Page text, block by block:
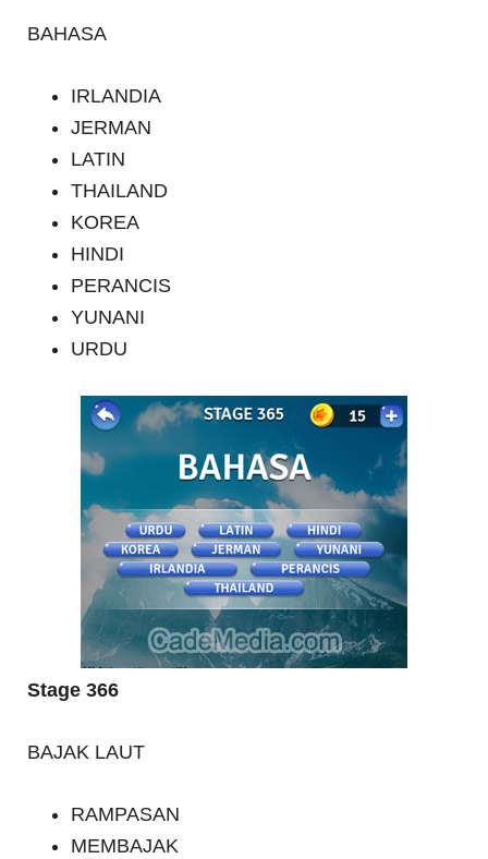
BAHASA
IRLANDIA
JERMAN
LATIN
THAILAND
KOREA
HINDI
PERANCIS
YUNANI
URDU
Stage 366
BAJAK LAUT
RAMPASAN
MEMBAJAK